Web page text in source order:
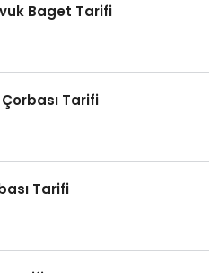
Baget Tarifi
Tarifi
Tarifi